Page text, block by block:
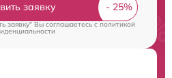
заявку
заявку" Вы соглашаетесь cполитикой